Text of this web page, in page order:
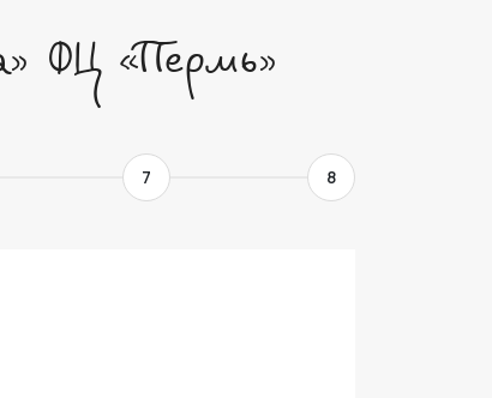
ФЦ «Пермь»
7 8